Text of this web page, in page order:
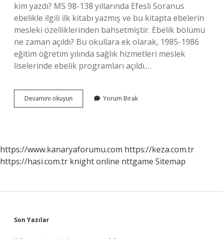
kim yazdı? MS 98-138 yıllarında Efesli Soranus
ebelikle ilgili ilk kitabı yazmış ve bu kitapta ebelerin
mesleki özelliklerinden bahsetmiştir. Ebelik bölümü
ne zaman açıldı? Bu okullara ek olarak, 1985-1986
eğitim öğretim yılında sağlık hizmetleri meslek
liselerinde ebelik programları açıldı.…
Devamını okuyun
Ilk
Yorum Bırak
https://www.kanaryaforumu.com https://keza.com.tr
https://hasi.com.tr knight online nttgame Sitemap
Sidebar
Son Yazılar